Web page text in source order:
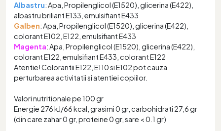
Albastru: Apa, Propilenglicol (E1520), glicerina (E422),
albastru briliant E133, emulsifiant E433
Galben: Apa, Propilenglicol (E1520), glicerina (E422),
colorant E102, E122, emulsifiant E433
Magenta: Apa, Propilenglicol (E1520), glicerina (E422),
colorant E122, emulsifiant E433, colorant E122
Atentie! Colorantii E122, E110 si E102 pot cauza
perturbarea activitatii si atentiei copiilor.
Valori nutritionale pe 100 gr
Energie 276 kJ/66 kcal, grasimi 0 gr, carbohidrati 27,6 gr
(din care zahar 0 gr, proteine 0 gr, sare < 0.1 gr)